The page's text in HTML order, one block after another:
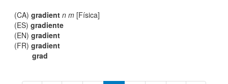
(CA)gradient n m [Física]
(ES)gradiente
(EN)gradient
(FR)gradient
grad